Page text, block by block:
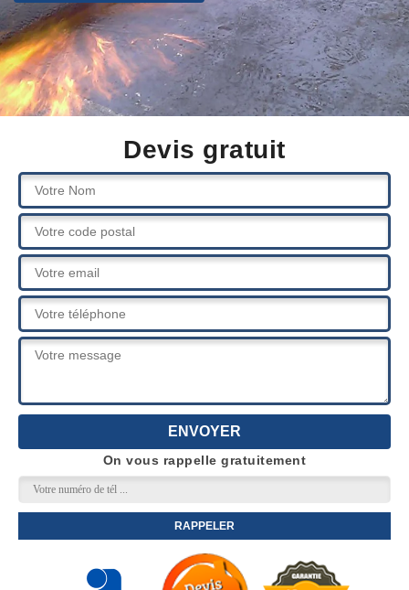
Devis gratuit
On vous rappelle gratuitement